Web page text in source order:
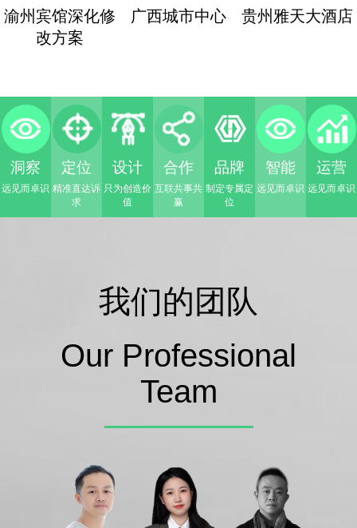
渝州宾馆深化修
改方案
广西城市中心 贵州雅天大酒店
洞察
远见而卓识
定位
精准直达诉
求
设计
只为创造价
值
合作
互联共事共
赢
品牌
制定专属定
位
智能
远见而卓识
运营
远见而卓识
我们的团队
Our Professional
Team